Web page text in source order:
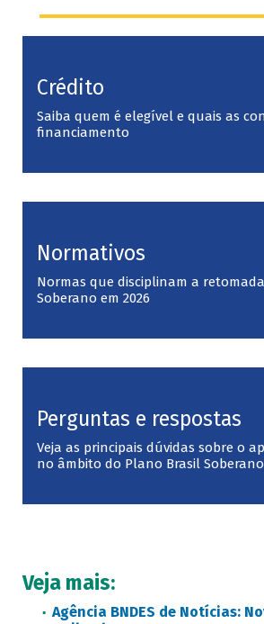
Crédito
Saiba quem é elegível e quais as
financiamento
Normativos
Normas que disciplinam a
Soberano em 2026
Perguntas e respostas
Veja as principais dúvidas sobre o
no âmbito do Plano Brasil Soberano
Veja mais:
Agência BNDES de Notícias: